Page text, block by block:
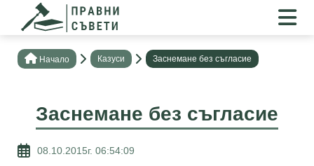
Нaчало Казуси Заснемане без съгласие
Заснемане без съгласие
08.10.2015г. 06:54:09